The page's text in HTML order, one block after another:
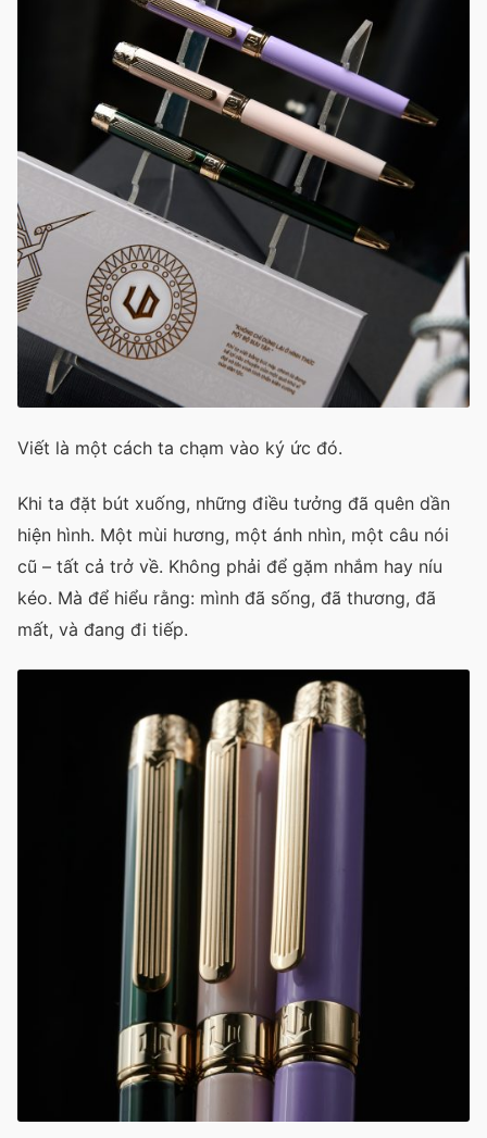
Viết là một cách ta chạm vào ký ức đó.
Khi ta đặt bút xuống, những điều tưởng đã quên dần
hiện hình. Một mùi hương, một ánh nhìn, một câu nói
cũ – tất cả trở về. Không phải để gặm nhắm hay níu
kéo. Mà để hiểu rằng: mình đã sống, đã thương, đã
mất, và đang đi tiếp.